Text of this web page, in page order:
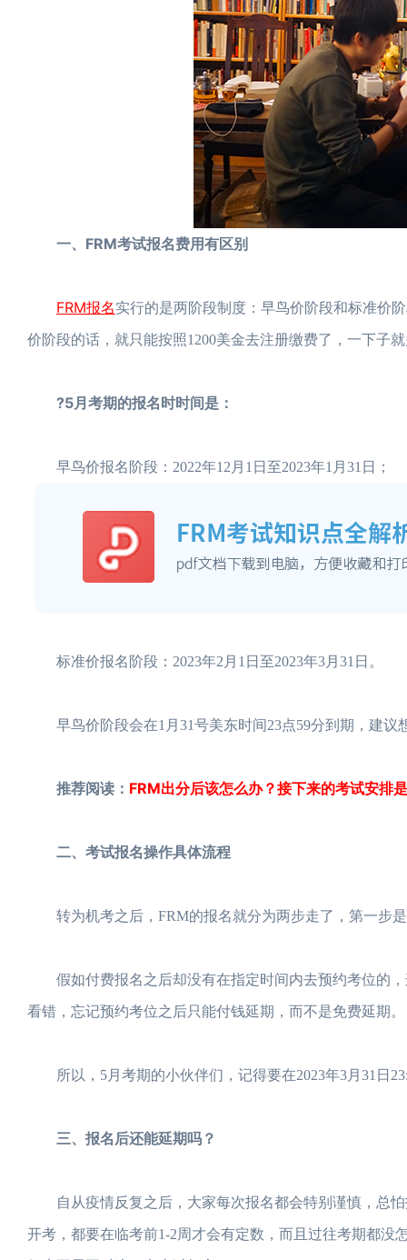
一、FRM考试报名费用有区别
FRM报名实行的是两阶段制度：早鸟价阶段和标准价
价阶段的话，就只能按照1200美金去注册缴费了，一下子
?5月考期的报名时时间是：
早鸟价报名阶段：2022年12月1日至2023年1月31日；
标准价报名阶段：2023年2月1日至2023年3月31日。
早鸟价阶段会在1月31号美东时间23点59分到期，建议
推荐阅读： FRM出分后该怎么办？接下来的考试安排
二、考试报名操作具体流程
转为机考之后，FRM的报名就分为两步走了，第一步
假如付费报名之后却没有在指定时间内去预约考位的，
看错，忘记预约考位之后只能付钱延期，而不是免费延期。
所以，5月考期的小伙伴们，记得要在2023年3月31日
三、报名后还能延期吗？
自从疫情反复之后，大家每次报名都会特别谨慎，总怕
开考，都要在临考前1-2周才会有定数，而且过往考期都